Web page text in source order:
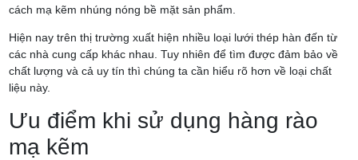
cách mạ kẽm nhúng nóng bề mặt sản phẩm.
Hiện nay trên thị trường xuất hiện nhiều loại lưới thép hàn đến từ
các nhà cung cấp khác nhau. Tuy nhiên để tìm được đảm bảo về
chất lượng và cả uy tín thì chúng ta cần hiểu rõ hơn về loại chất
liệu này.
Ưu điểm khi sử dụng hàng rào
mạ kẽm